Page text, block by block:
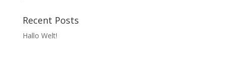
Recent Posts
Hallo Welt!